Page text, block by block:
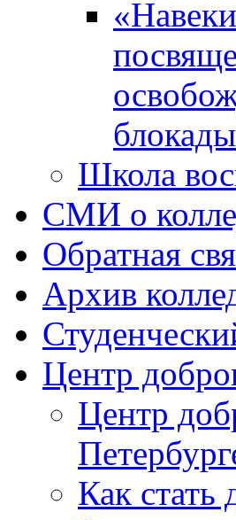
блокады
Школа
СМИ о
Обратная
Архив
Центр
Центр
Как